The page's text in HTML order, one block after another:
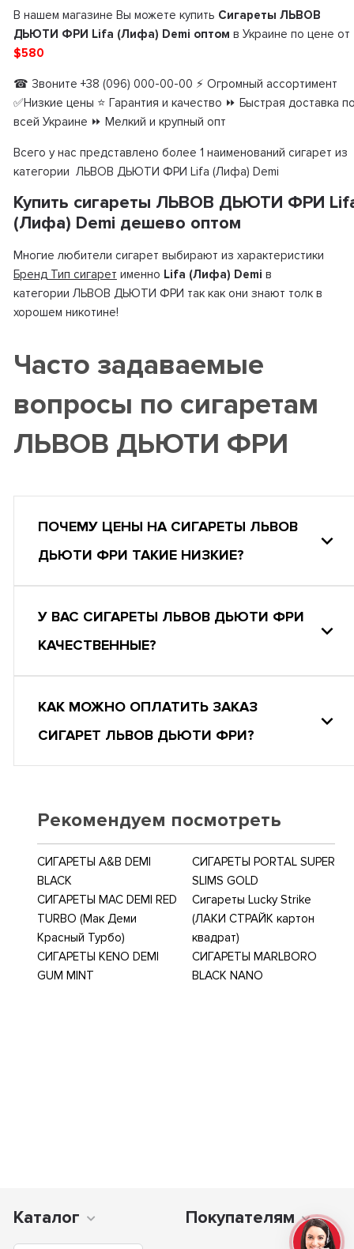
В нашем магазине Вы можете купить Сигареты ЛЬВОВ
ДЬЮТИ ФРИ Lifa (Лифа) Demi оптом в Украине по цене от
$580
☎ Звоните +38 (096) 000-00-00 ⚡ Огромный ассортимент
✅Низкие цены ⭐ Гарантия и качество ⏩ Быстрая доставка
всей Украине ⏩ Мелкий и крупный опт
Всего у нас представлено более 1 наименований сигарет из
категории ЛЬВОВ ДЬЮТИ ФРИ Lifa (Лифа) Demi
Купить сигареты ЛЬВОВ ДЬЮТИ ФРИ
(Лифа) Demi дешево оптом
Многие любители сигарет выбирают из характеристики
Бренд Тип сигарет именно Lifa (Лифа) Demi в
категории ЛЬВОВ ДЬЮТИ ФРИ так как они знают толк в
хорошем никотине!
Часто задаваемые
вопросы по сигаретам
ЛЬВОВ ДЬЮТИ ФРИ
ПОЧЕМУ ЦЕНЫ НА СИГАРЕТЫ ЛЬВОВ
ДЬЮТИ ФРИ ТАКИЕ НИЗКИЕ?
У ВАС СИГАРЕТЫ ЛЬВОВ ДЬЮТИ ФРИ
КАЧЕСТВЕННЫЕ?
КАК МОЖНО ОПЛАТИТЬ ЗАКАЗ
СИГАРЕТ ЛЬВОВ ДЬЮТИ ФРИ?
Рекомендуем посмотреть
СИГАРЕТЫ A&B DEMI
BLACK
СИГАРЕТЫ MAC DEMI RED
TURBO (Мак Деми
Красный Турбо)
СИГАРЕТЫ KENO DEMI
GUM MINT
СИГАРЕТЫ PORTAL SUPER
SLIMS GOLD
Сигареты Lucky Strike
(ЛАКИ СТРАЙК картон
квадрат)
СИГАРЕТЫ MARLBORO
BLACK NANO
Каталог Покупателям